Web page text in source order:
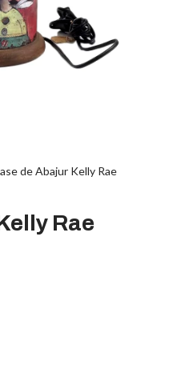
de Abajur Kelly Rae
Rae